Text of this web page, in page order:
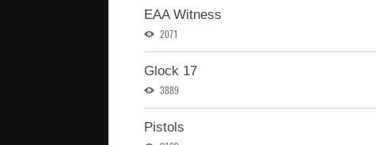
EAA Witness
2071
Glock 17
3889
Pistols